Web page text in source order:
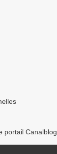
portail Canalblog